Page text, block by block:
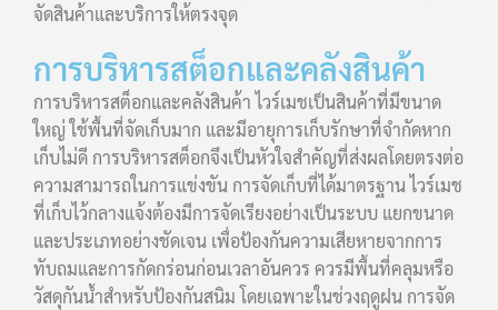
จัดสินค้าและบริการให้ตรงจุด
การบริหารสต็อกและคลังสินค้า
การบริหารสต็อกและคลังสินค้า ไวร์เมชเป็นสินค้าที่มีขนาด
ใหญ่ ใช้พื้นที่จัดเก็บมาก และมีอายุการเก็บรักษาที่จำกัดหาก
เก็บไม่ดี การบริหารสต็อกจึงเป็นหัวใจสำคัญที่ส่งผลโดยตรงต่อ
ความสามารถในการแข่งขัน การจัดเก็บที่ได้มาตรฐาน ไวร์เมช
ที่เก็บไว้กลางแจ้งต้องมีการจัดเรียงอย่างเป็นระบบ แยกขนาด
และประเภทอย่างชัดเจน เพื่อป้องกันความเสียหายจากการ
ทับถมและการกัดกร่อนก่อนเวลาอันควร ควรมีพื้นที่คลุมหรือ
วัสดุกันน้ำสำหรับป้องกันสนิม โดยเฉพาะในช่วงฤดูฝน การจัด